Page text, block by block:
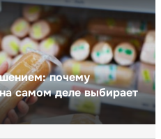
почему
самом деле выбирает